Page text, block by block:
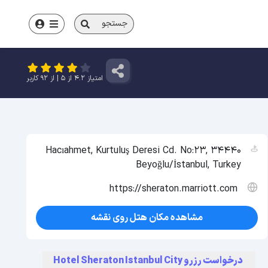
جستجو
امتیاز 4.2 از 5 | از 92 کاربر
Hacıahmet, Kurtuluş Deresi Cd. No:23, 34440
Beyoğlu/İstanbul, Turkey
https://sheraton.marriott.com
مشاهده مکان هتل روی نقشه
درخواست رزرو Hotel Sheraton Istanbul City